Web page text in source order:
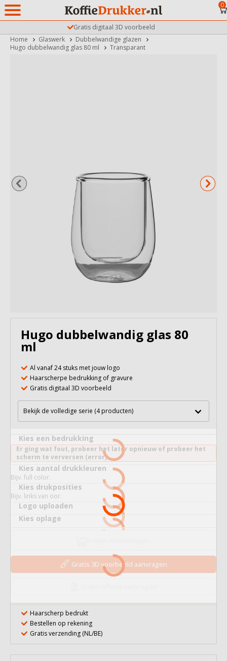
Gratis digitaal 3D voorbeeld
0
Home Glaswerk
Dubbelwandige glazen
Hugo dubbelwandig glas 80 ml
Transparant
Hugo dubbelwandig glas 80
ml
Al vanaf 24 stuks met jouw logo
Haarscherpe bedrukking of gravure
Gratis digitaal 3D voorbeeld
Bekijk de volledige serie (4 producten)
Kies een bedrukking
Er ging wat fout, probeer het later opnieuw of probeer het
scherm te verversen (error).
Kies aantal drukkleuren
Bijv. full color.
Kies drukposities
Bijv. links van oor.
Logo uploaden
Kies oplage
Gratis 3D voorbeeld aanvragen
Haarscherp bedrukt
Bestellen op rekening
Gratis verzending (NL/BE)